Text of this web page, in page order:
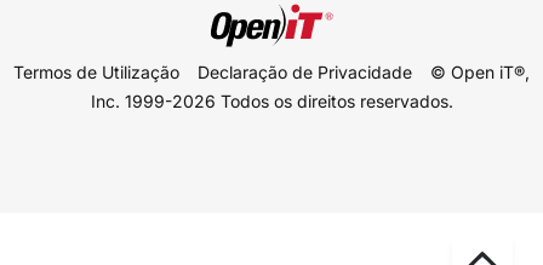
Termos de Utilização Declaração de Privacidade
© Open iT®,
Inc. 1999-2026 Todos os direitos reservados.